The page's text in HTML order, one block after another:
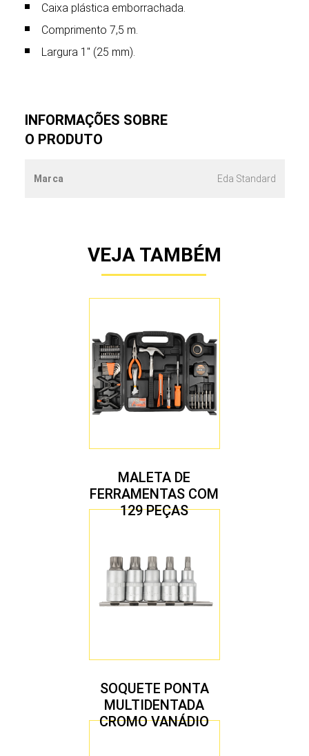
Caixa plástica emborrachada.
Comprimento 7,5 m.
Largura 1" (25 mm).
INFORMAÇÕES SOBRE
O PRODUTO
Marca Eda Standard
VEJA TAMBÉM
MALETA DE
FERRAMENTAS COM
129 PEÇAS
SOQUETE PONTA
MULTIDENTADA
CROMO VANÁDIO